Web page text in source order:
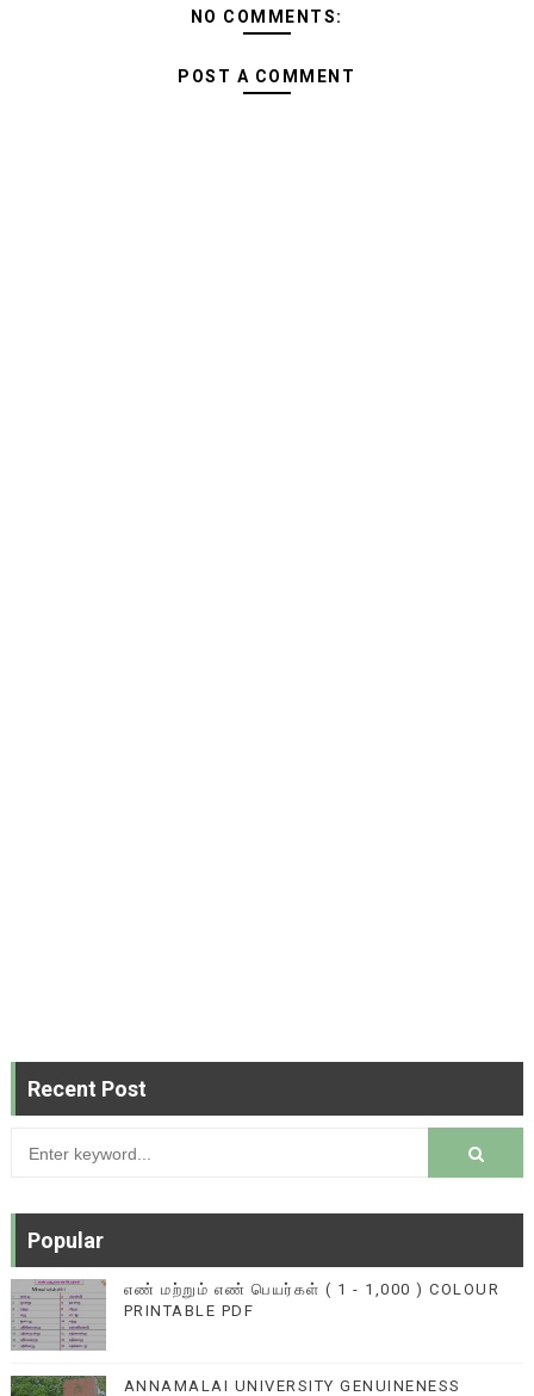
NO COMMENTS:
POST A COMMENT
Recent Post
Popular
எண் மற்றும் எண் பெயர்கள் ( 1 - 1,000 ) COLOUR
PRINTABLE PDF
ANNAMALAI UNIVERSITY GENUINENESS